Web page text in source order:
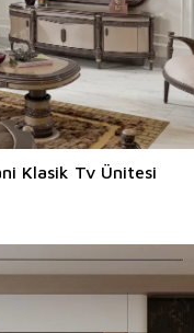
Klasik Tv Ünitesi